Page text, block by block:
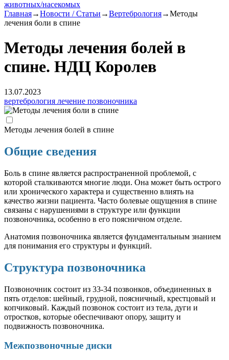
животных/насекомых
Главная→Новости / Статьи →Вертебрология→Методы
лечения боли в спине
Методы лечения болей в
спине. НДЦ Королев
13.07.2023
вертебрология лечение позвоночника
Методы лечения болей в спине
Общие сведения
Боль в спине является распространенной проблемой, с
которой сталкиваются многие люди. Она может быть острого
или хронического характера и существенно влиять на
качество жизни пациента. Часто болевые ощущения в спине
связаны с нарушениями в структуре или функции
позвоночника, особенно в его поясничном отделе.
Анатомия позвоночника является фундаментальным знанием
для понимания его структуры и функций.
Структура позвоночника
Позвоночник состоит из 33-34 позвонков, объединенных в
пять отделов: шейный, грудной, поясничный, крестцовый и
копчиковый. Каждый позвонок состоит из тела, дуги и
отростков, которые обеспечивают опору, защиту и
подвижность позвоночника.
Межпозвоночные диски